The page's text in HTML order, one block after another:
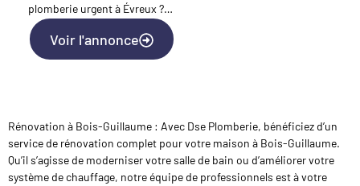
plomberie urgent à Évreux ?…
Voir l'annonce
Rénovation à Bois-Guillaume : Avec Dse Plomberie, bénéficiez d’un
service de rénovation complet pour votre maison à Bois-Guillaume.
Qu’il s’agisse de moderniser votre salle de bain ou d’améliorer votre
système de chauffage, notre équipe de professionnels est à votre